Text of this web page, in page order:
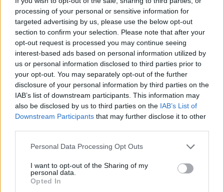
processing of your personal or sensitive information for
targeted advertising by us, please use the below opt-out
section to confirm your selection. Please note that after your
opt-out request is processed you may continue seeing
interest-based ads based on personal information utilized by
us or personal information disclosed to third parties prior to
your opt-out. You may separately opt-out of the further
disclosure of your personal information by third parties on the
IAB’s list of downstream participants. This information may
also be disclosed by us to third parties on the IAB’s List of
Downstream Participants that may further disclose it to other
Please note that this website/app uses one or more Google
not limited to your visit or usage behaviour. You may click to
grant or deny consent to Google and its third-party tags to
use your data for below specified purposes in below Google
Personal Data Processing Opt Outs
I want to opt-out of the Sharing of my
personal data.
Opted In
eseményekkel, epizódokkal.
"Négygenerációs családtörténetet forgatunk, amely
az 1900-as évek legelejétől a 2000-es évek elejéig
követi a főszereplők és a térség történetét" -
fogalmazott a rendező. "Ezek a családregények alig-
alig lettek elmesélve, és biztató visszajelzés volt a
vállalkozásra, hogy aki csak olvasta a
forgatókönyvet, rögtön elkezdte mesélni saját
családja történetét. Úgy tűnik, van erre érzelmi
igény" - tette hozzá.
Fekete Ibolyaszerint a film műfaja nehezen
meghatározható, sok minden keveredik benne: "lesz